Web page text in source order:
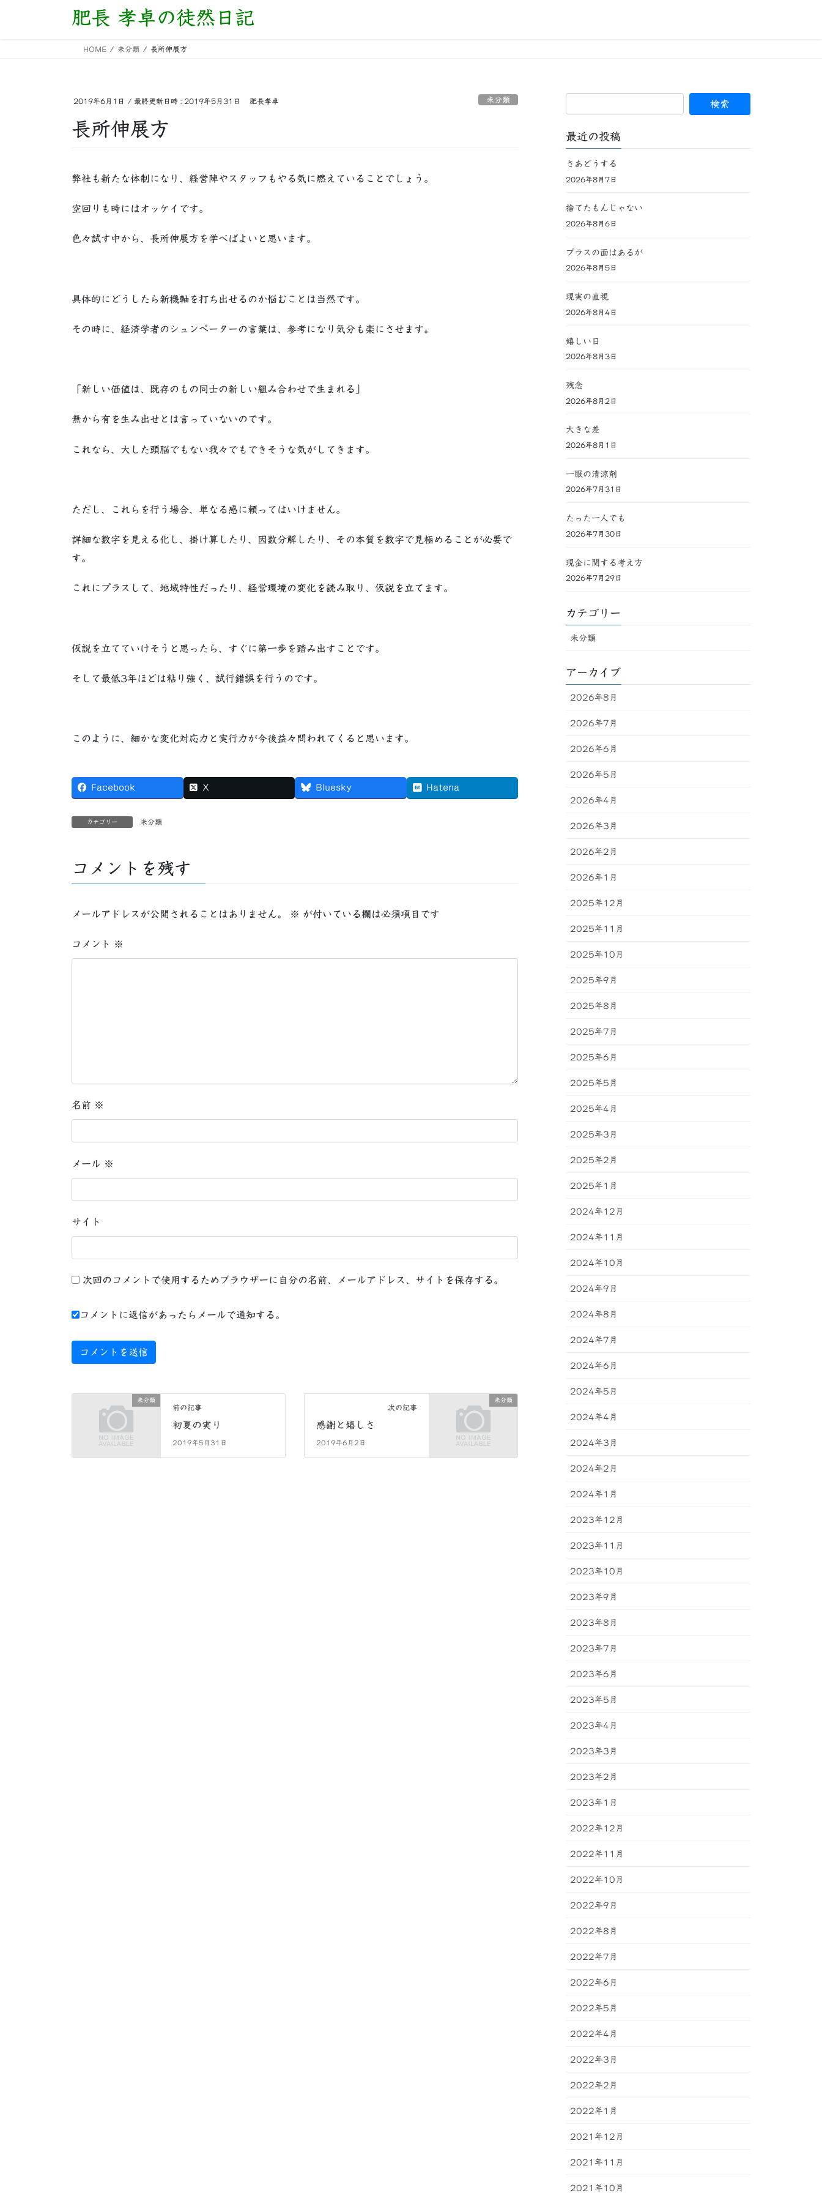
肥長 孝卓の徒然日記
HOME 未分類 長所伸展方
2019年6月1日 / 最終更新日時 : 2019年5月31日 肥長孝卓 未分類
長所伸展方
弊社も新たな体制になり、経営陣やスタッフもやる気に燃えていることでしょう。
空回りも時にはオッケイです。
色々試す中から、長所伸展方を学べばよいと思います。
具体的にどうしたら新機軸を打ち出せるのか悩むことは当然です。
その時に、経済学者のシュンペーターの言葉は、参考になり気分も楽にさせます。
「新しい価値は、既存のもの同士の新しい組み合わせで生まれる」
無から有を生み出せとは言っていないのです。
これなら、大した頭脳でもない我々でもできそうな気がしてきます。
ただし、これらを行う場合、単なる感に頼ってはいけません。
詳細な数字を見える化し、掛け算したり、因数分解したり、その本質を数字で見極めることが必要で
す。
これにプラスして、地域特性だったり、経営環境の変化を読み取り、仮説を立てます。
仮説を立てていけそうと思ったら、すぐに第一歩を踏み出すことです。
そして最低3年ほどは粘り強く、試行錯誤を行うのです。
このように、細かな変化対応力と実行力が今後益々問われてくると思います。
Facebook X Bluesky Hatena
カテゴリー 未分類
コメントを残す
メールアドレスが公開されることはありません。 ※ が付いている欄は必須項目です
コメント ※
名前 ※
メール ※
サイト
次回のコメントで使用するためブラウザーに自分の名前、メールアドレス、サイトを保存する。
コメントに返信があったらメールで通知する。
未分類
前の記事
初夏の実り
2019年5月31日
未分類
次の記事
感謝と嬉しさ
2019年6月2日
最近の投稿
さあどうする
2026年8月7日
捨てたもんじゃない
2026年8月6日
プラスの面はあるが
2026年8月5日
現実の直視
2026年8月4日
嬉しい日
2026年8月3日
残念
2026年8月2日
大きな差
2026年8月1日
一服の清涼剤
2026年7月31日
たった一人でも
2026年7月30日
現金に関する考え方
2026年7月29日
カテゴリー
未分類
アーカイブ
2026年8月
2026年7月
2026年6月
2026年5月
2026年4月
2026年3月
2026年2月
2026年1月
2025年12月
2025年11月
2025年10月
2025年9月
2025年8月
2025年7月
2025年6月
2025年5月
2025年4月
2025年3月
2025年2月
2025年1月
2024年12月
2024年11月
2024年10月
2024年9月
2024年8月
2024年7月
2024年6月
2024年5月
2024年4月
2024年3月
2024年2月
2024年1月
2023年12月
2023年11月
2023年10月
2023年9月
2023年8月
2023年7月
2023年6月
2023年5月
2023年4月
2023年3月
2023年2月
2023年1月
2022年12月
2022年11月
2022年10月
2022年9月
2022年8月
2022年7月
2022年6月
2022年5月
2022年4月
2022年3月
2022年2月
2022年1月
2021年12月
2021年11月
2021年10月